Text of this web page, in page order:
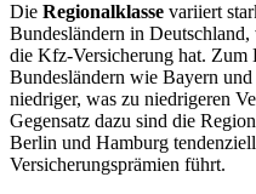
Die Regionalklasse variiert
Bundesländern in
die Kfz-Versicherung hat. Zum
Bundesländern wie Bayern
niedriger, was zu niedrigeren
Gegensatz dazu sind die
Berlin und Hamburg
Versicherungsprämien führt.